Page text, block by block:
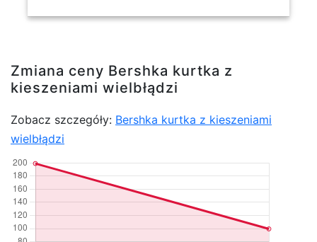
Zmiana ceny Bershka kurtka z
kieszeniami wielbłądzi
Zobacz szczegóły: Bershka kurtka z kieszeniami
wielbłądzi